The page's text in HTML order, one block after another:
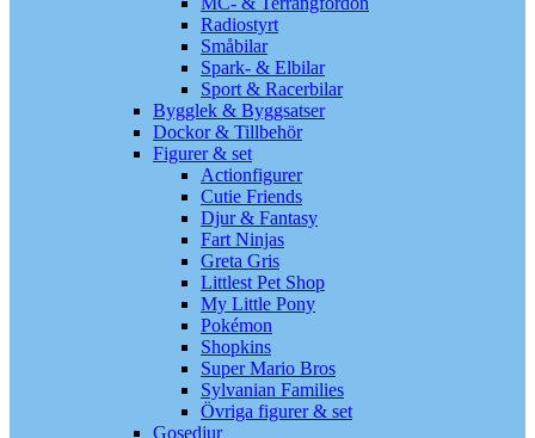
Radiostyrt
Småbilar
Spark- & Elbilar
Sport & Racerbilar
Bygglek & Byggsatser
Dockor & Tillbehör
Figurer & set
Actionfigurer
Cutie Friends
Djur & Fantasy
Fart Ninjas
Greta Gris
Littlest Pet Shop
My Little Pony
Pokémon
Shopkins
Super Mario Bros
Sylvanian Families
Övriga figurer & set
Gosedjur